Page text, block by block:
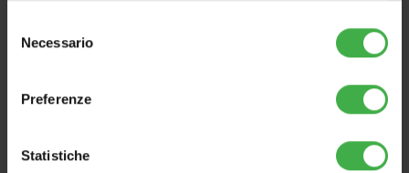
funzionamento del sito. Puoi modificare le tue
sui cookies. Per maggiori informazioni, utilizza il tasto in
delNecessario
Preferenze
Statistiche
correttamente sul tetto della tua azienda.
pin manualmente.